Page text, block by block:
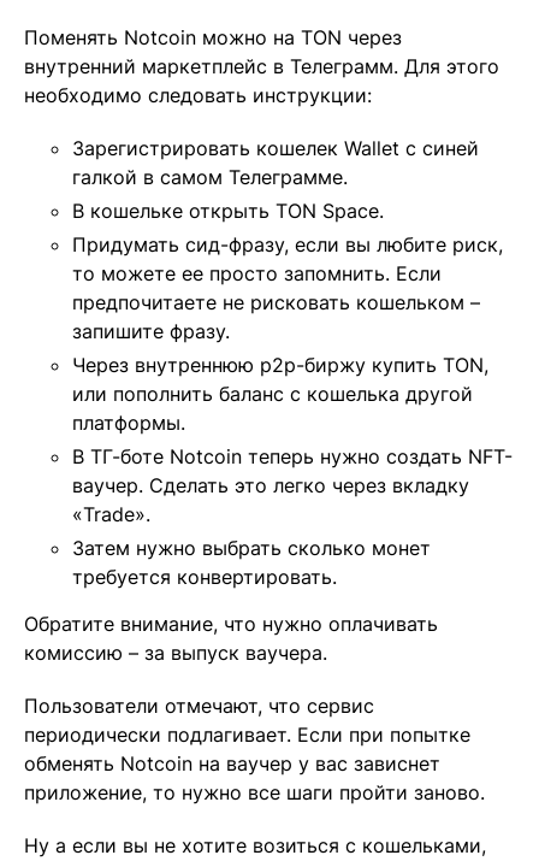
Поменять Notcoin можно на TON через
внутренний маркетплейс в Телеграмм. Для этого
необходимо следовать инструкции:
Зарегистрировать кошелек Wallet с синей
галкой в самом Телеграмме.
В кошельке открыть TON Space.
Придумать сид-фразу, если вы любите риск,
то можете ее просто запомнить. Если
предпочитаете не рисковать кошельком –
запишите фразу.
Через внутреннюю p2p-биржу купить TON,
или пополнить баланс с кошелька другой
платформы.
В ТГ-боте Notcoin теперь нужно создать NFT-
ваучер. Сделать это легко через вкладку
«Trade».
Затем нужно выбрать сколько монет
требуется конвертировать.
Обратите внимание, что нужно оплачивать
комиссию – за выпуск ваучера.
Пользователи отмечают, что сервис
периодически подлагивает. Если при попытке
обменять Notcoin на ваучер у вас зависнет
приложение, то нужно все шаги пройти заново.
Ну а если вы не хотите возиться с кошельками,